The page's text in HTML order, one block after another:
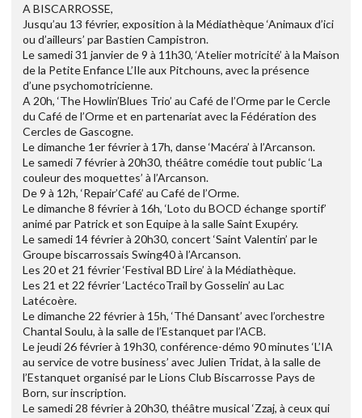
A BISCARROSSE,
Jusqu’au 13 février, exposition à la Médiathèque ‘Animaux d’ici
ou d’ailleurs’ par Bastien Campistron.
Le samedi 31 janvier de 9 à 11h30, ‘Atelier motricité’ à la Maison
de la Petite Enfance L’Ile aux Pitchouns, avec la présence
d’une psychomotricienne.
A 20h, ‘The Howlin’Blues Trio’ au Café de l’Orme par le Cercle
du Café de l’Orme et en partenariat avec la Fédération des
Cercles de Gascogne.
Le dimanche 1er février à 17h, danse ‘Macéra’ à l’Arcanson.
Le samedi 7 février à 20h30, théâtre comédie tout public ‘La
couleur des moquettes’ à l’Arcanson.
De 9 à 12h, ‘Repair’Café’ au Café de l’Orme.
Le dimanche 8 février à 16h, ‘Loto du BOCD échange sportif’
animé par Patrick et son Equipe à la salle Saint Exupéry.
Le samedi 14 février à 20h30, concert ‘Saint Valentin’ par le
Groupe biscarrossais Swing40 à l’Arcanson.
Les 20 et 21 février ‘Festival BD Lire’ à la Médiathèque.
Les 21 et 22 février ‘LactécoTrail by Gosselin’ au Lac
Latécoère.
Le dimanche 22 février à 15h, ‘Thé Dansant’ avec l’orchestre
Chantal Soulu, à la salle de l’Estanquet par l’ACB.
Le jeudi 26 février à 19h30, conférence-démo 90 minutes ‘L’IA
au service de votre business’ avec Julien Tridat, à la salle de
l’Estanquet organisé par le Lions Club Biscarrosse Pays de
Born, sur inscription.
Le samedi 28 février à 20h30, théâtre musical ‘Zzaj, à ceux qui